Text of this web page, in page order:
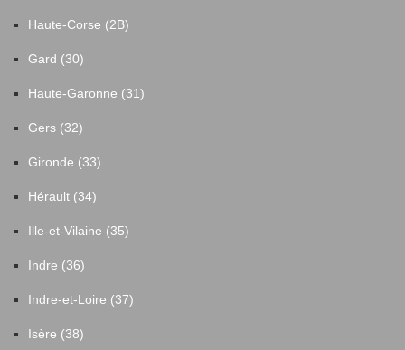
Haute-Corse (2B)
Gard (30)
Haute-Garonne (31)
Gers (32)
Gironde (33)
Hérault (34)
Ille-et-Vilaine (35)
Indre (36)
Indre-et-Loire (37)
Isère (38)